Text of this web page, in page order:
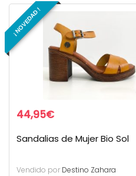
¡ NOVEDAD !
44,95€
Sandalias de Mujer Bio Sol
Vendido por Destino Zahara